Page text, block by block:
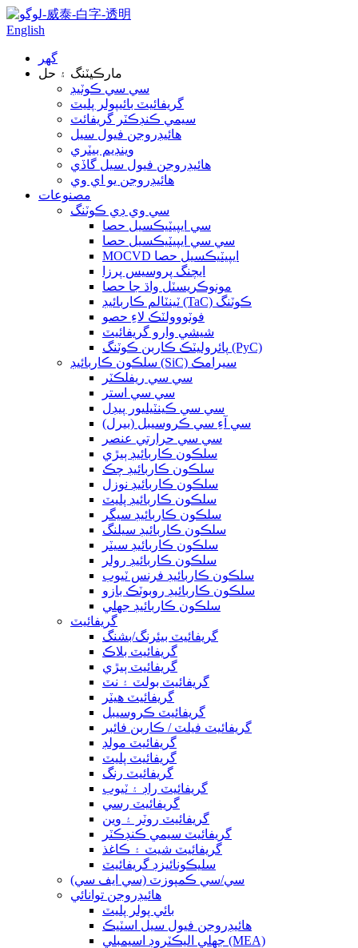
English
گھر
مارڪيٽنگ ۽ حل
سي سي ڪوٽيڊ
گريفائيٽ بائيپولر پليٽ
سيمي ڪنڊڪٽر گريفائٽ
هائيڊروجن فيول سيل
وينڊيم بيٽري
هائيڊروجن فيول سيل گاڏي
هائيڊروجن يو اي وي
مصنوعات
سي وي ڊي ڪوٽنگ
سي ايپيٽيڪسيل حصا
سي سي ايپيٽيڪسيل حصا
MOCVD ايپيٽيڪسيل حصا
ايچنگ پروسيس پرزا
مونوڪريسٽل واڌ جا حصا
ٽينٽالم ڪاربائيڊ (TaC) ڪوٽنگ
فوٽووولٽڪ لاءِ حصو
شيشي وارو گريفائيٽ
پائروليٽڪ ڪاربن ڪوٽنگ (PyC)
سلڪون ڪاربائيڊ (SiC) سيرامڪ
سي سي ريفلڪٽر
سي سي استر
سي سي ڪينٽيليور پيڊل
سي آءِ سي ڪروسيبل (بيرل)
سي سي حرارتي عنصر
سلڪون ڪاربائيڊ ٻيڙي
سلڪون ڪاربائيڊ چڪ
سلڪون ڪاربائيڊ نوزل
سلڪون ڪاربائيڊ پليٽ
سلڪون ڪاربائيڊ سيگر
سلڪون ڪاربائيڊ سيلنگ
سلڪون ڪاربائيڊ سيٽر
سلڪون ڪاربائيڊ رولر
سلڪون ڪاربائيڊ فرنس ٽيوب
سلڪون ڪاربائيڊ روبوٽڪ بازو
سلڪون ڪاربائيڊ جھلي
گريفائيٽ
گريفائيٽ بيئرنگ/بشنگ
گريفائيٽ بلاڪ
گريفائيٽ ٻيڙي
گريفائيٽ بولٽ ۽ نٽ
گريفائيٽ هيٽر
گريفائيٽ ڪروسيبل
گريفائيٽ فيلٽ / ڪاربن فائبر
گريفائيٽ مولڊ
گريفائيٽ پليٽ
گريفائيٽ رنگ
گريفائيٽ راڊ ۽ ٽيوب
گريفائيٽ رسي
گريفائيٽ روٽر ۽ وين
گريفائيٽ سيمي ڪنڊڪٽر
گريفائيٽ شيٽ ۽ ڪاغذ
سليڪونائيزڊ گريفائيٽ
سي/سي ڪمپوزٽ (سي ايف سي)
هائيڊروجن توانائي
بائي پولر پليٽ
هائيڊروجن فيول سيل اسٽيڪ
جھلي اليڪٽروڊ اسيمبلي (MEA)